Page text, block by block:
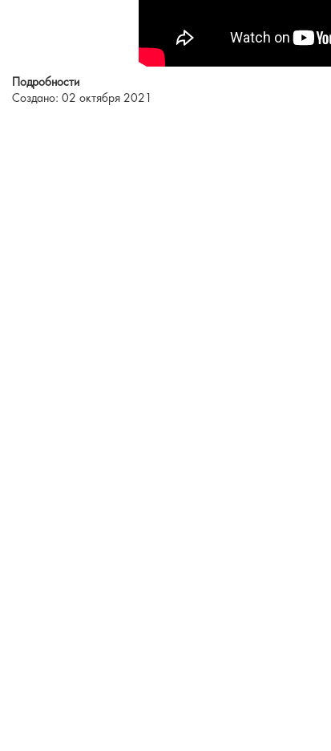
Подробности
Создано: 02 октября 2021